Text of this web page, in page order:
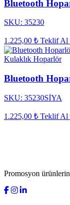
Bluetooth
SKU: 35230
1.225,00 ₺ Teklif Al
Kulaklık Hoparlör
Bluetooth
SKU: 35230SİYA
1.225,00 ₺ Teklif Al
Promosyon